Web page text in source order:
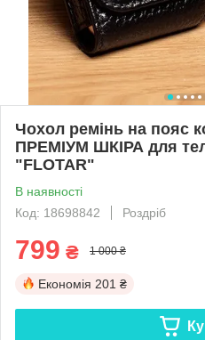
Чохол ремінь на пояс
ПРЕМІУМ ШКІРА для
"FLOTAR"
В наявності
Код: 18698842
Роздріб
799 ₴ 1 000 ₴
Економія 201 ₴